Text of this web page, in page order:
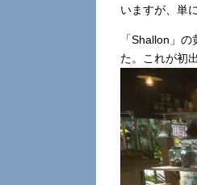
いますが、単
「Shallon」
た。これが初